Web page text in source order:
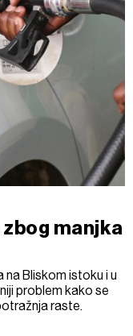
manjka
Bliskom istoku i u
problem kako se
raste.